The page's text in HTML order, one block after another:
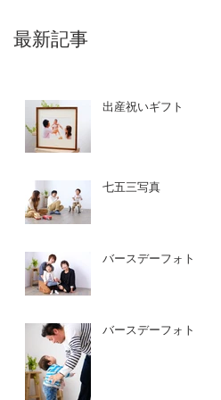
最新記事
出産祝いギフト
七五三写真
バースデーフォト
バースデーフォト